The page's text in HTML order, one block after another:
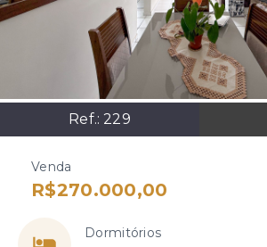
Ref.: 229
Venda
R$270.000,00
Dormitórios